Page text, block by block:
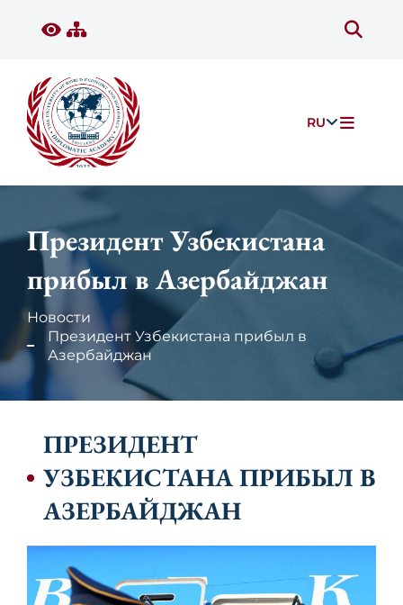
RU
Президент Узбекистана
прибыл в Азербайджан
Новости
Президент Узбекистана прибыл в
Азербайджан
ПРЕЗИДЕНТ
УЗБЕКИСТАНА ПРИБЫЛ В
АЗЕРБАЙДЖАН